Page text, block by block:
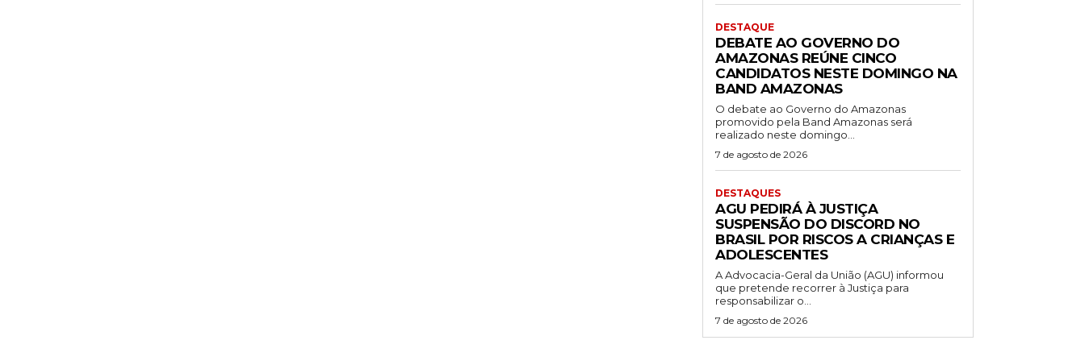
DESTAQUE
DEBATE AO GOVERNO DO
AMAZONAS REÚNE CINCO
CANDIDATOS NESTE DOMINGO NA
BAND AMAZONAS
O debate ao Governo do Amazonas
promovido pela Band Amazonas será
realizado neste domingo...
7 de agosto de 2026
DESTAQUES
AGU PEDIRÁ À JUSTIÇA
SUSPENSÃO DO DISCORD NO
BRASIL POR RISCOS A CRIANÇAS E
ADOLESCENTES
A Advocacia-Geral da União (AGU) informou
que pretende recorrer à Justiça para
responsabilizar o...
7 de agosto de 2026